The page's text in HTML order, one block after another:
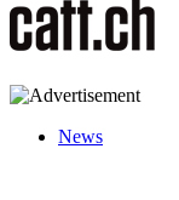
News